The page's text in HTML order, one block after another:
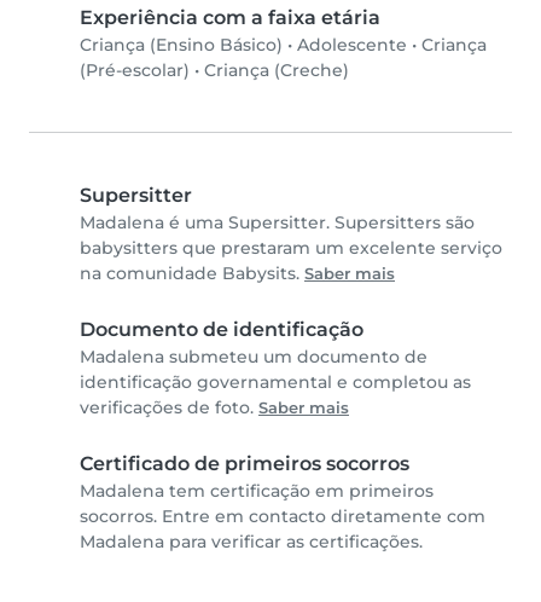
Experiência com a faixa etária
Criança (Ensino Básico) • Adolescente • Criança
(Pré-escolar) • Criança (Creche)
Supersitter
Madalena é uma Supersitter. Supersitters são
babysitters que prestaram um excelente serviço
na comunidade Babysits. Saber mais
Documento de identificação
Madalena submeteu um documento de
identificação governamental e completou as
verificações de foto. Saber mais
Certificado de primeiros socorros
Madalena tem certificação em primeiros
socorros. Entre em contacto diretamente com
Madalena para verificar as certificações.